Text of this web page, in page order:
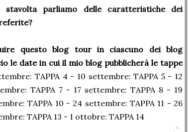
parliamo delle caratteristiche dei
questo blog tour in ciascuno dei blog
le date in cui il mio blog pubblicherà le tappe
TAPPA 4 - 10 settembre: TAPPA 5 - 12
TAPPA 7 - 17 settembre: TAPPA 8 - 19
TAPPA 10 - 24 settembre: TAPPA 11 - 26
TAPPA 13 - 1 ottobre: TAPPA 14